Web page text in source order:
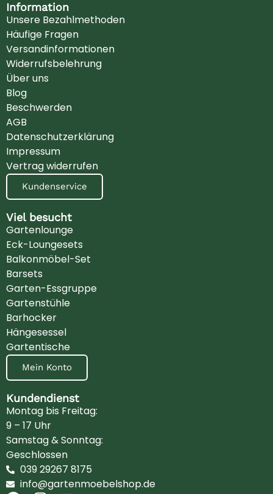
Information
Unsere Bezahlmethoden
Häufige Fragen
Versandinformationen
Widerrufsbelehrung
Über uns
Blog
Beschwerden
AGB
Datenschutzerklärung
Impressum
Vertrag widerrufen
Kundenservice
Viel besucht
Gartenlounge
Eck-Loungesets
Balkonmöbel-Set
Barsets
Garten-Essgruppe
Gartenstühle
Barhocker
Hängesessel
Gartentische
Mein Konto
Kundendienst
Montag bis Freitag:
9 – 17 Uhr
Samstag & Sonntag:
Geschlossen
039 29267 8175
info@gartenmoebelshop.de